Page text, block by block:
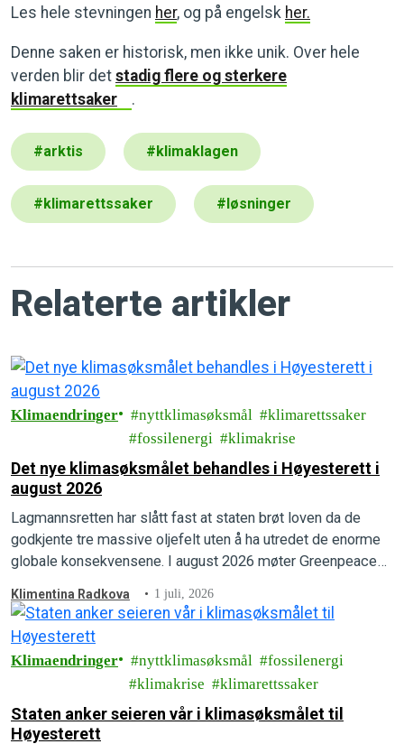
Les hele stevningen her, og på engelsk her.
Denne saken er historisk, men ikke unik. Over hele
verden blir det stadig flere og sterkere
klimarettsaker
.
#arktis #klimaklagen
#klimarettssaker #løsninger
Relaterte artikler
Klimaendringer nyttklimasøksmål
klimarettssaker
fossilenergi
klimakrise
Det nye klimasøksmålet behandles i Høyesterett i
august 2026
Lagmannsretten har slått fast at staten brøt loven da de
godkjente tre massive oljefelt uten å ha utredet de enorme
globale konsekvensene. I august 2026 møter Greenpeace
Klimentina Radkova 1 juli, 2026
Klimaendringer nyttklimasøksmål
fossilenergi
klimakrise
klimarettssaker
Staten anker seieren vår i klimasøksmålet til
Høyesterett